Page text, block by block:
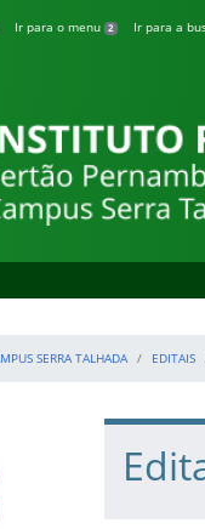
Ir para o menu 2 Ir para a
Serra
SERRA TALHADA EDITAIS
Início do